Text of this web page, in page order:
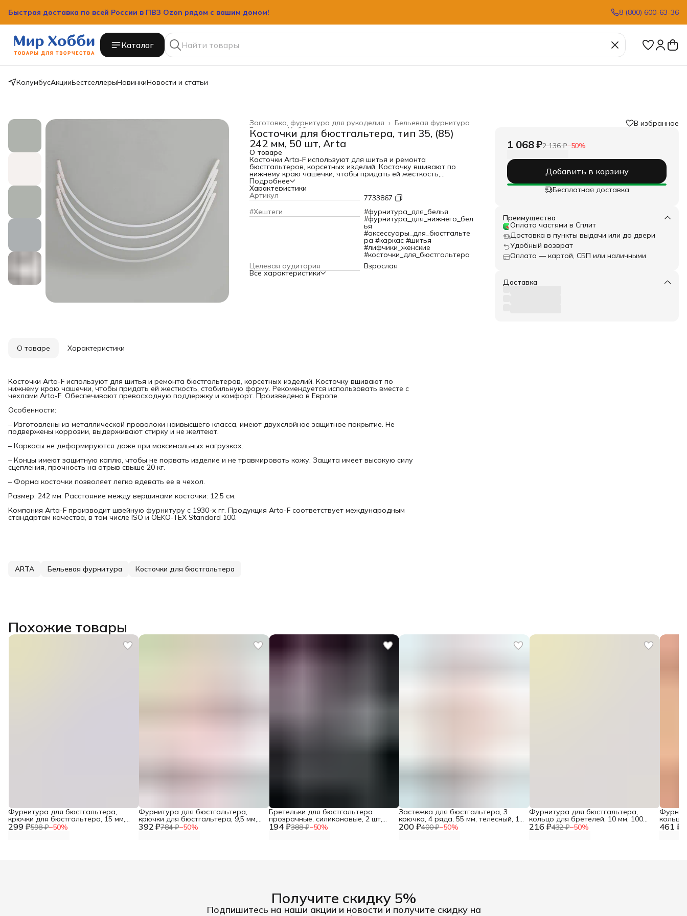
Быстрая доставка по всей России в ПВЗ Ozon рядом с вашим домом!
Быстрая доставка по всей России в ПВЗ Ozon рядом с вашим домом!
8 (800) 600-63-36
Каталог
КолумбусАкцииБестселлерыНовинкиНовости и статьи
Бельевая фурнитура
Заготовка, фурнитура для рукоделия ›
Хобби и творчество ›
Главная
Косточки для бюстгальтера, тип 35, (85)
242 мм, 50 шт, Arta
О товаре
Косточки Arta-F используют для шитья и ремонта
бюстгальтеров, корсетных изделий. Косточку вшивают по
нижнему краю чашечки, чтобы придать ей жесткость,
стабильную форму. Рекомендуется использовать вместе с
чехлами Arta-F. Обеспечивают превосходную поддержку и
комфорт. Произведено в Европе.
Особенности:
– Изготовлены из металлической проволоки наивысшего
класса, имеют двухслойное защитное покрытие. Не
подвержены коррозии, выдерживают стирку и не желтеют.
– Каркасы не деформируются даже при максимальных
– Концы имеют защитную каплю, чтобы не порвать изделие и
не травмировать кожу. Защита имеет высокую силу сцепления,
прочность на отрыв свыше 20 кг.
– Форма косточки позволяет легко вдевать ее в чехол.
Размер: 242 мм. Расстояние между вершинами косточки: 12,5
Подробнее
Характеристики
Артикул
7733867
#Хештеги
#фурнитура_для_белья
#фурнитура_для_нижнего_бел
ья
#аксессуары_для_бюстгальте
ра #каркас #шитья
#лифчики_женские
#косточки_для_бюстгальтера
Целевая аудитория
Взрослая
Все характеристики
В избранное
1 068 ₽2 136 ₽−50%
Добавить в корзину
Бесплатная доставка
Преимущества
Оплата частями в Сплит
Доставка в пункты выдачи или до двери
Удобный возврат
Оплата — картой, СБП или наличными
Доставка
О товаре Характеристики
Косточки Arta-F используют для шитья и ремонта бюстгальтеров, корсетных изделий. Косточку вшивают по
нижнему краю чашечки, чтобы придать ей жесткость, стабильную форму. Рекомендуется использовать вместе с
чехлами Arta-F. Обеспечивают превосходную поддержку и комфорт. Произведено в Европе.
Особенности:
– Изготовлены из металлической проволоки наивысшего класса, имеют двухслойное защитное покрытие. Не
подвержены коррозии, выдерживают стирку и не желтеют.
– Каркасы не деформируются даже при максимальных нагрузках.
– Концы имеют защитную каплю, чтобы не порвать изделие и не травмировать кожу. Защита имеет высокую силу
сцепления, прочность на отрыв свыше 20 кг.
– Форма косточки позволяет легко вдевать ее в чехол.
Размер: 242 мм. Расстояние между вершинами косточки: 12,5 см.
Компания Arta-F производит швейную фурнитуру с 1930-х гг. Продукция Arta-F соответствует международным
стандартам качества, в том числе ISO и OEKO-TEX Standard 100.
ARTA Бельевая фурнитура Косточки для бюстгальтера
Похожие товары
299 ₽598 ₽−50%
Фурнитура для бюстгальтера,
крючки для бюстгальтера, 15 мм,
белый, 100 шт, Айрис 392 ₽784 ₽−50%
Фурнитура для бюстгальтера,
крючки для бюстгальтера, 9,5 мм,
100 шт, Айрис 194 ₽388 ₽−50%
Бретельки для бюстгальтера
прозрачные, силиконовые, 2 шт,
Hobby&Pro, 830102 200 ₽400 ₽−50%
Застежка для бюстгальтера, 3
крючка, 4 ряда, 55 мм, телесный, 1
шт, Hobby&Pro, 853003 216 ₽432 ₽−50%
Фурнитура для бюстгальтера,
кольцо для бретелей, 10 мм, 100
шт, Айрис 461 ₽
кольцо
Получите скидку 5%
Подпишитесь на наши акции и новости и получите скидку на